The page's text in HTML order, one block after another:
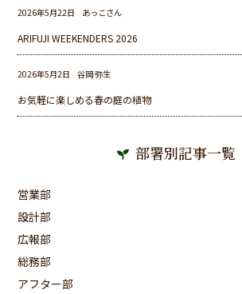
2026年5月22日 あっこさん
ARIFUJI WEEKENDERS 2026
2026年5月2日 谷岡 弥生
お気軽に楽しめる春の庭の植物
部署別記事一覧
営業部
設計部
広報部
総務部
アフター部